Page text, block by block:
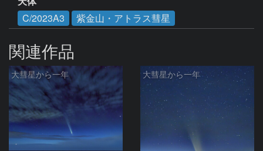
C/2023A3
紫金山・アトラス彗星
関連作品
大彗星から一年 大彗星から一年